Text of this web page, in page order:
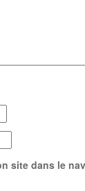
site dans le